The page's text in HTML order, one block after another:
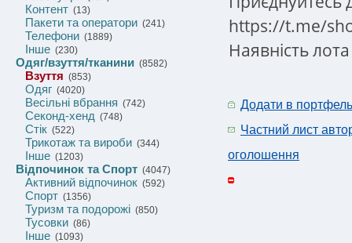
Контент (13)
Пакети та оператори (241)
Телефони (1889)
Інше (230)
Одяг/взуття/тканини (8582)
Взуття (853)
Одяг (4020)
Весільні вбрання (742)
Секонд-хенд (748)
Стік (522)
Трикотаж та вироби (344)
Інше (1203)
Відпочинок та Спорт (4047)
Активний відпочинок (592)
Спорт (1356)
Туризм та подорожі (850)
Тусовки (86)
Інше (1093)
https://t.me/
Наявність лота
Додати в портфель
Частний лист
оголошення